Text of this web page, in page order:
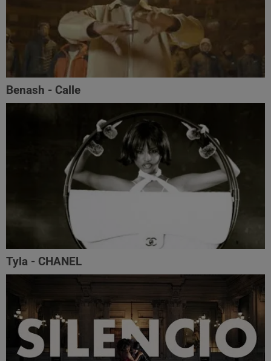
Benash - Calle
Tyla - CHANEL